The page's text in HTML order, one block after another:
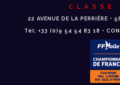
CLASSE
22 AVENUE DE LA PERRIÈRE •
Tél: +33 (0)9 54 54 83 18 •